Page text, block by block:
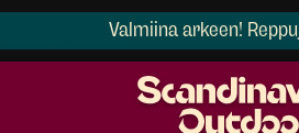
Valmiina arkeen!